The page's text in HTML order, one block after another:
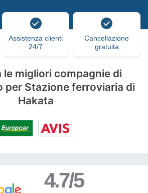
Assistenza clienti
24/7
Cancellazione
gratuita
migliori compagnie di
per Stazione ferroviaria di
Hakata
4.7/5